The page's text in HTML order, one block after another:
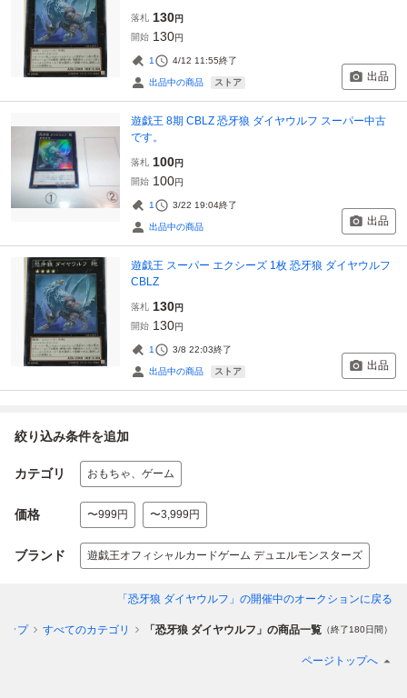
落札 130円
開始 130円
1 4/12 11:55終了
出品中の商品 ストア 出品
遊戯王 8期 CBLZ 恐牙狼 ダイヤウルフ スーパー中古
です。
落札 100円
開始 100円
1 3/22 19:04終了
出品中の商品 出品
遊戯王 スーパー エクシーズ 1枚 恐牙狼 ダイヤウルフ
CBLZ
落札 130円
開始 130円
1 3/8 22:03終了
出品中の商品 ストア 出品
絞り込み条件を追加
カテゴリ おもちゃ、ゲーム
価格 〜999円 〜3,999円
ブランド 遊戯王オフィシャルカードゲーム デュエルモンスターズ
「恐牙狼 ダイヤウルフ」 の開催中のオークションに戻る
ップ すべてのカテゴリ 「恐牙狼 ダイヤウルフ」の商品一覧 （終了180日間）
ページトップへ